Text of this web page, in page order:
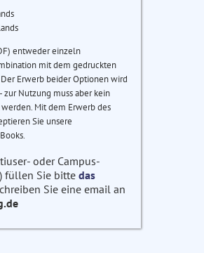
entweder einzeln
mit dem gedruckten
Erwerb beider Optionen wird
zur Nutzung muss aber kein
Mit dem Erwerb des
Sie unsere
oder Campus-
) füllen Sie bitte das
Sie eine email an